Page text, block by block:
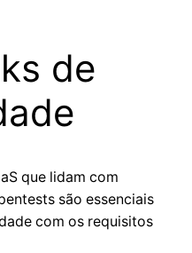
de
que lidam com
são essenciais
com os requisitos